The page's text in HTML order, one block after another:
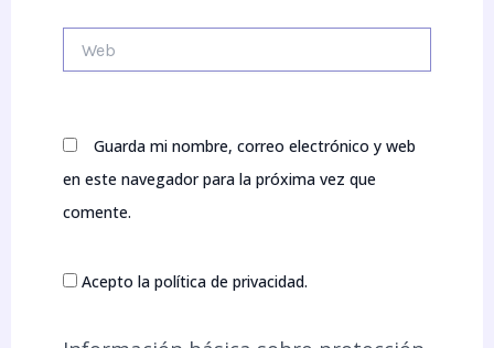
Guarda mi nombre, correo electrónico y web
en este navegador para la próxima vez que
comente.
Acepto la política de privacidad.